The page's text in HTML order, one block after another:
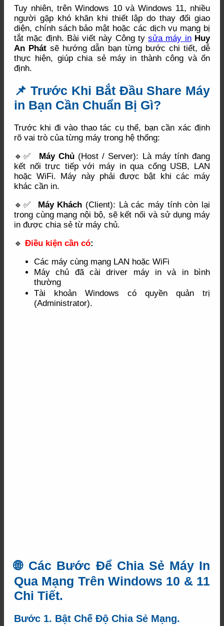
Tuy nhiên, trên Windows 10 và Windows 11, nhiều
người gặp khó khăn khi thiết lập do thay đổi giao
diện, chính sách bảo mật hoặc các dịch vụ mạng bị
tắt mặc định. Bài viết này Công tysửa máy in Huy
An Phát sẽ hướng dẫn bạn từng bước chi tiết, dễ
thực hiện, giúp chia sẻ máy in thành công và ổn
định.
📌 Trước Khi Bắt Đầu Share Máy
in Bạn Cần Chuẩn Bị Gì?
Trước khi đi vào thao tác cụ thể, bạn cần xác định
rõ vai trò của từng máy trong hệ thống:
🔹✅
Máy Chủ(Host / Server): Là máy tính đang
kết nối trực tiếp với máy in qua cổng USB, LAN
hoặc WiFi. Máy này phải được bật khi các máy
khác cần in.
🔹✅ Máy Khách (Client): Là các máy tính còn lại
trong cùng mạng nội bộ, sẽ kết nối và sử dụng máy
in được chia sẻ từ máy chủ.
🔹 Điều kiện cần có:
Các máy cùng mạng LAN hoặc WiFi
Máy chủ đã cài driver máy in và in bình
thường
Tài khoản Windows có quyền quản trị
(Administrator).
🌐 Các Bước Để Chia Sẻ Máy In
Qua Mạng Trên Windows 10 & 11
Chi Tiết.
Bước 1. Bật Chế Độ Chia Sẻ Mạng.